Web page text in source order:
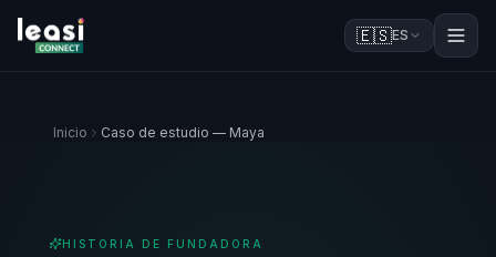
🇪🇸ES
Inicio Caso de estudio — Maya
HISTORIA DE FUNDADORA